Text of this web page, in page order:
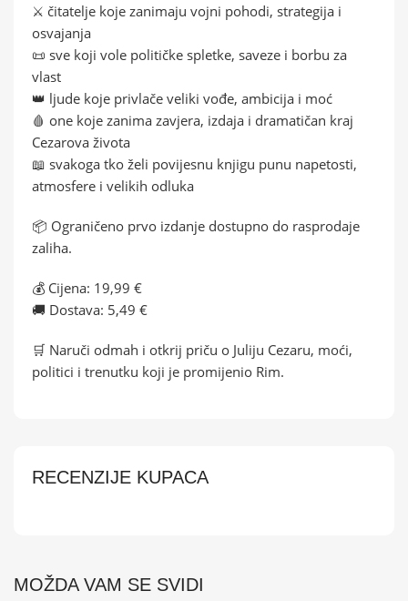
⚔️ čitatelje koje zanimaju vojni pohodi, strategija i
osvajanja
📜 sve koji vole političke spletke, saveze i borbu za
vlast
👑 ljude koje privlače veliki vođe, ambicija i moć
🩸 one koje zanima zavjera, izdaja i dramatičan kraj
Cezarova života
📖 svakoga tko želi povijesnu knjigu punu napetosti,
atmosfere i velikih odluka
📦 Ograničeno prvo izdanje dostupno do rasprodaje
zaliha.
💰 Cijena: 19,99 €
🚚 Dostava: 5,49 €
🛒 Naruči odmah i otkrij priču o Juliju Cezaru, moći,
politici i trenutku koji je promijenio Rim.
RECENZIJE KUPACA
MOŽDA VAM SE SVIDI